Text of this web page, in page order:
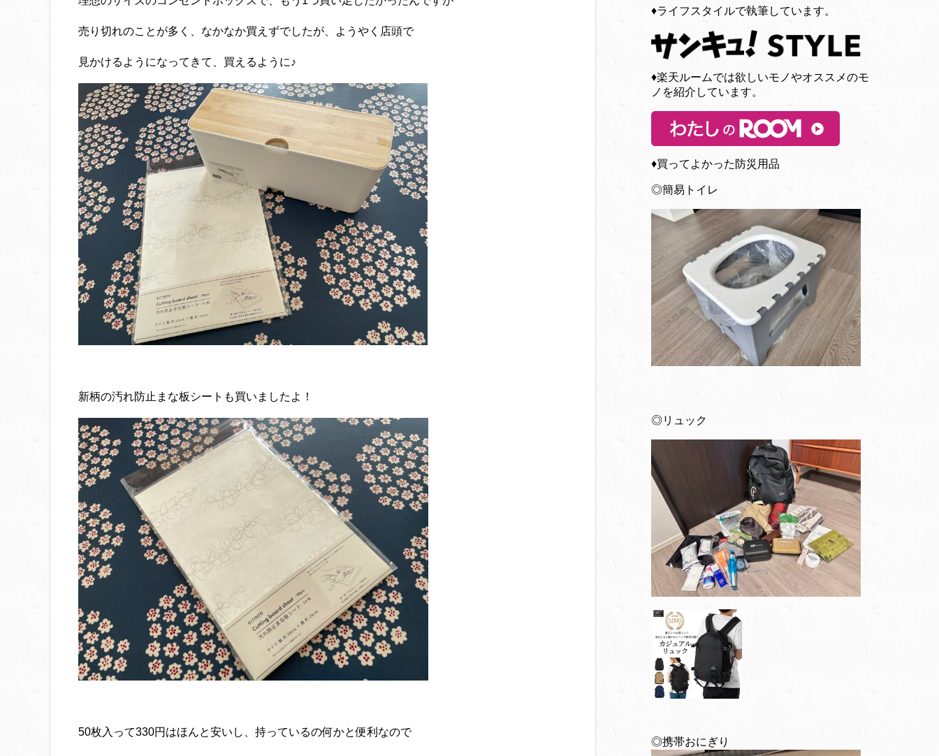
売り切れのことが多く、なかなか買えずでしたが、ようやく店頭で
見かけるようになってきて、買えるように♪
新柄の汚れ防止まな板シートも買いましたよ！
50枚入って330円はほんと安いし、持っているの何かと便利なので
♦︎ライフスタイルで執筆しています。
♦︎楽天ルームでは欲しいモノやオススメのモ
ノを紹介しています。
♦︎買ってよかった防災用品
◎簡易トイレ
◎リュック
◎携帯おにぎり